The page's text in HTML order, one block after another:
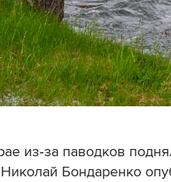
из‑за паводков
Бондаренко